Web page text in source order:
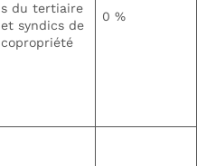
s du tertiaire
et syndics de
copropriété
0 %